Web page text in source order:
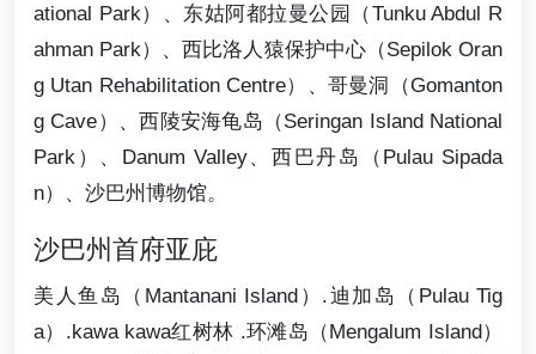
ational Park）、东姑阿都拉曼公园（Tunku Abdul R
ahman Park）、西比洛人猿保护中心（Sepilok Oran
g Utan Rehabilitation Centre）、哥曼洞（Gomanton
g Cave）、西陵安海龟岛（Seringan Island National
Park）、Danum Valley、西巴丹岛（Pulau Sipada
n）、沙巴州博物馆。
沙巴州首府亚庇
美人鱼岛（Mantanani Island）.迪加岛（Pulau Tig
a）.kawa kawa红树林 .环滩岛（Mengalum Island）